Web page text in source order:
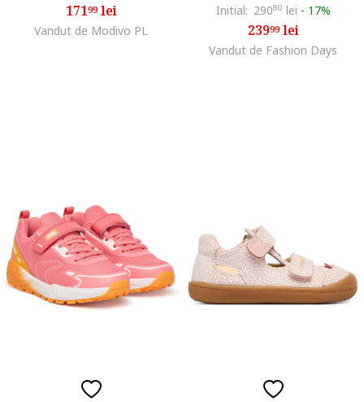
17199lei
Vandut de Modivo PL
Initial: 29080 lei - 17%
23999lei
Vandut de Fashion Days